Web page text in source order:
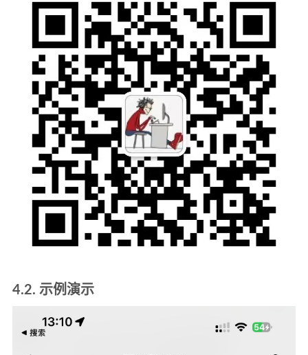
4.2. 示例演示